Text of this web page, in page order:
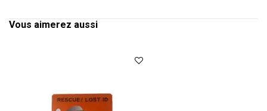
Vous aimerez aussi